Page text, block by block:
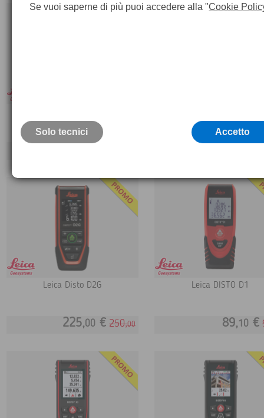
Leica Disto D2G
225,00 € 250,00
Leica DISTO D1
89,10 €
Se vuoi saperne di più puoi accedere alla "Cookie
Solo tecnici Accetto